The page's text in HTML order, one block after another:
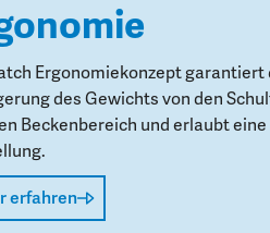
Ergonomiekonzept garantiert
des Gewichts von den
Beckenbereich und erlaubt
erfahren